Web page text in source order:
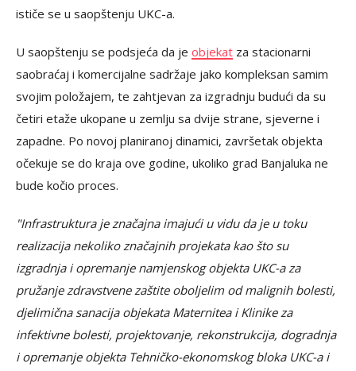
ističe se u saopštenju UKC-a.
U saopštenju se podsjeća da je objekat za stacionarni
saobraćaj i komercijalne sadržaje jako kompleksan samim
svojim položajem, te zahtjevan za izgradnju budući da su
četiri etaže ukopane u zemlju sa dvije strane, sjeverne i
zapadne. Po novoj planiranoj dinamici, završetak objekta
očekuje se do kraja ove godine, ukoliko grad Banjaluka ne
bude kočio proces.
"Infrastruktura je značajna imajući u vidu da je u toku
realizacija nekoliko značajnih projekata kao što su
izgradnja i opremanje namjenskog objekta UKC-a za
pružanje zdravstvene zaštite oboljelim od malignih bolesti,
djelimična sanacija objekata Maternitea i Klinike za
infektivne bolesti, projektovanje, rekonstrukcija, dogradnja
i opremanje objekta Tehničko-ekonomskog bloka UKC-a i